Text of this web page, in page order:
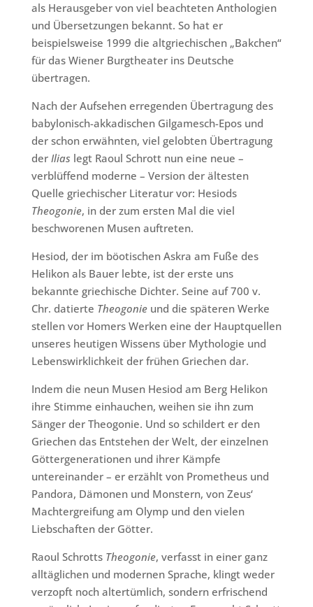
als Herausgeber von viel beachteten Anthologien
und Übersetzungen bekannt. So hat er
beispielsweise 1999 die altgriechischen „Bakchen“
für das Wiener Burgtheater ins Deutsche
übertragen.
Nach der Aufsehen erregenden Übertragung des
babylonisch-akkadischen Gilgamesch-Epos und
der schon erwähnten, viel gelobten Übertragung
der Ilias legt Raoul Schrott nun eine neue –
verblüffend moderne – Version der ältesten
Quelle griechischer Literatur vor: Hesiods
Theogonie, in der zum ersten Mal die viel
beschworenen Musen auftreten.
Hesiod, der im böotischen Askra am Fuße des
Helikon als Bauer lebte, ist der erste uns
bekannte griechische Dichter. Seine auf 700 v.
Chr. datierte Theogonieund die späteren Werke
stellen vor Homers Werken eine der Hauptquellen
unseres heutigen Wissens über Mythologie und
Lebenswirklichkeit der frühen Griechen dar.
Indem die neun Musen Hesiod am Berg Helikon
ihre Stimme einhauchen, weihen sie ihn zum
Sänger der Theogonie. Und so schildert er den
Griechen das Entstehen der Welt, der einzelnen
Göttergenerationen und ihrer Kämpfe
untereinander – er erzählt von Prometheus und
Pandora, Dämonen und Monstern, von Zeus‘
Machtergreifung am Olymp und den vielen
Liebschaften der Götter.
Raoul Schrotts Theogonie, verfasst in einer ganz
alltäglichen und modernen Sprache, klingt weder
verzopft noch altertümlich, sondern erfrischend